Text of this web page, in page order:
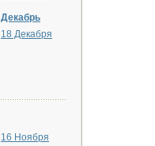
Декабрь
18 Декабря
16 Ноября